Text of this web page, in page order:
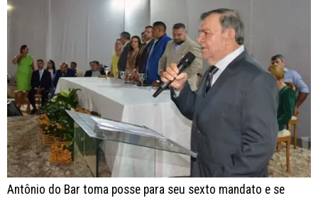
Antônio do Bar toma posse para seu sexto mandato e se